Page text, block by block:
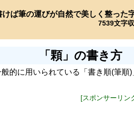
ば筆の運びが自然で美しく整った
7539文字
「顆」の書き方
般的に用いられている「書き順(筆順
[スポンサーリン